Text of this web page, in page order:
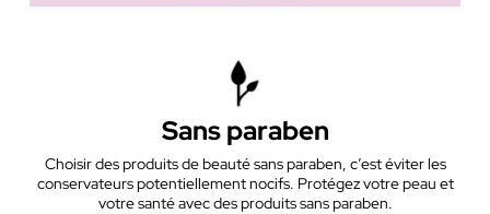
Sans paraben
Choisir des produits de beauté sans paraben, c’est éviter les
conservateurs potentiellement nocifs. Protégez votre peau et
votre santé avec des produits sans paraben.